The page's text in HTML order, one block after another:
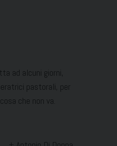
ad alcuni giorni,
pastorali, per
che non va.